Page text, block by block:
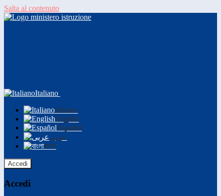
Salta al contenuto
Italiano
Italiano
English
Español
عربى
বাংলা
Accedi
Accedi